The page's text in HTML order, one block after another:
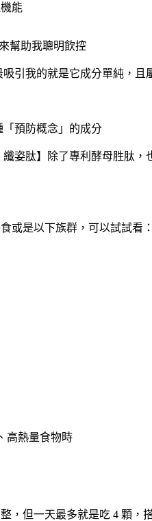
能
幫助我聰明飲控
引我的就是它成分單純，
「預防概念」的成分
姿肽】除了專利酵母胜肽
或是以下族群，可以試試看：
高熱量食物時
，但一天最多就是吃 4 顆，